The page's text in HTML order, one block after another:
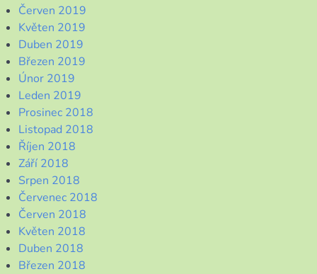
Červen 2019
Květen 2019
Duben 2019
Březen 2019
Únor 2019
Leden 2019
Prosinec 2018
Listopad 2018
Říjen 2018
Září 2018
Srpen 2018
Červenec 2018
Červen 2018
Květen 2018
Duben 2018
Březen 2018